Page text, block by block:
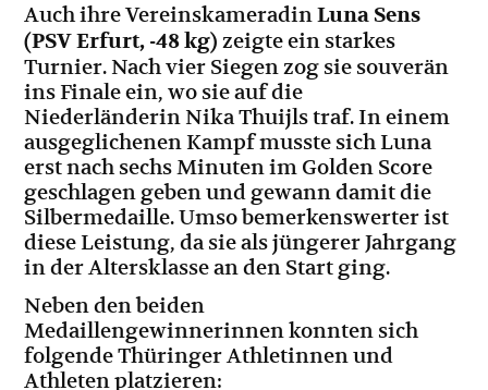
Auch ihre VereinskameradinLuna Sens
(PSV Erfurt, -48 kg) zeigte ein starkes
Turnier. Nach vier Siegen zog sie souverän
ins Finale ein, wo sie auf die
Niederländerin Nika Thuijls traf. In einem
ausgeglichenen Kampf musste sich Luna
erst nach sechs Minuten im Golden Score
geschlagen geben und gewann damit die
Silbermedaille. Umso bemerkenswerter ist
diese Leistung, da sie als jüngerer Jahrgang
in der Altersklasse an den Start ging.
Neben den beiden
Medaillengewinnerinnen konnten sich
folgende Thüringer Athletinnen und
Athleten platzieren: